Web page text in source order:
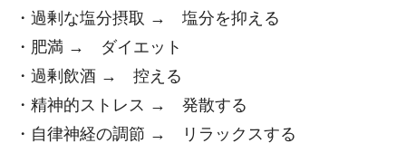
・過剰な塩分摂取 → 塩分を抑える
・肥満 → ダイエット
・過剰飲酒 → 控える
・精神的ストレス → 発散する
・自律神経の調節 → リラックスする